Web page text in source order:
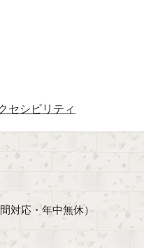
セシビリティ
対応・年中無休）